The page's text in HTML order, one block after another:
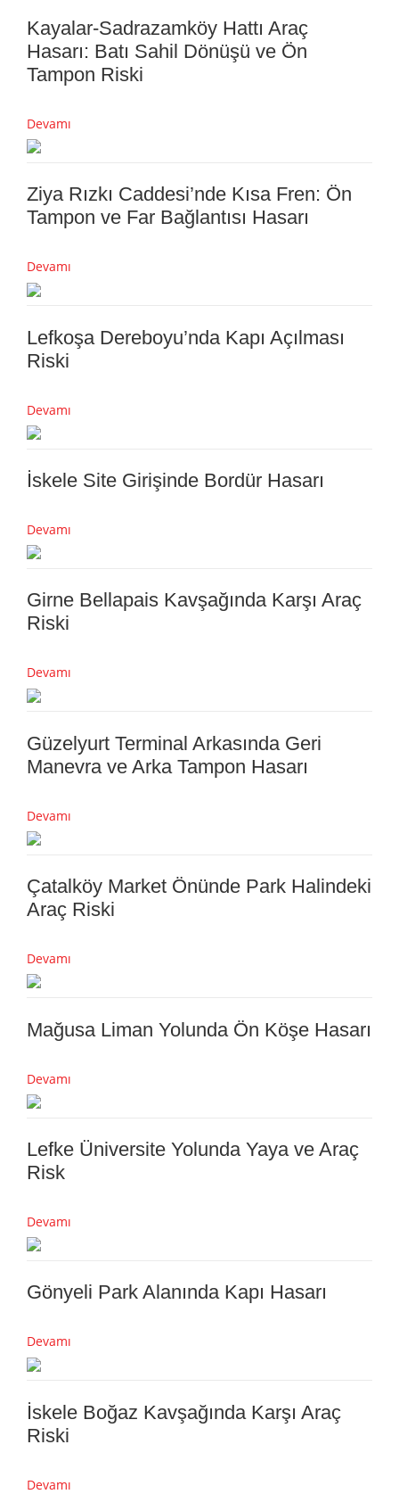
Kayalar-Sadrazamköy Hattı Araç
Hasarı: Batı Sahil Dönüşü ve Ön
Tampon Riski
Devamı
Ziya Rızkı Caddesi’nde Kısa Fren: Ön
Tampon ve Far Bağlantısı Hasarı
Devamı
Lefkoşa Dereboyu’nda Kapı Açılması
Riski
Devamı
İskele Site Girişinde Bordür Hasarı
Devamı
Girne Bellapais Kavşağında Karşı Araç
Riski
Devamı
Güzelyurt Terminal Arkasında Geri
Manevra ve Arka Tampon Hasarı
Devamı
Çatalköy Market Önünde Park Halindeki
Araç Riski
Devamı
Mağusa Liman Yolunda Ön Köşe Hasarı
Devamı
Lefke Üniversite Yolunda Yaya ve Araç
Risk
Devamı
Gönyeli Park Alanında Kapı Hasarı
Devamı
İskele Boğaz Kavşağında Karşı Araç
Riski
Devamı